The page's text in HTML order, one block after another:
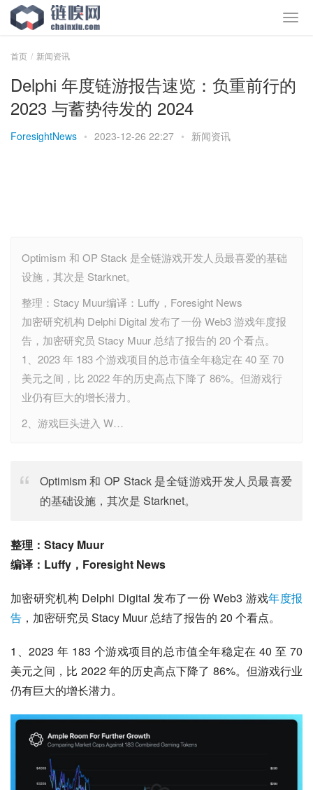
首页 新闻资讯
Delphi 年度链游报告速览：负重前行的
2023 与蓄势待发的 2024
ForesightNews • 2023-12-26 22:27 • 新闻资讯
Optimism 和 OP Stack 是全链游戏开发人员最喜爱的基础
设施，其次是 Starknet。
整理：Stacy Muur编译：Luffy，Foresight News
加密研究机构 Delphi Digital 发布了一份 Web3 游戏年度报
告，加密研究员 Stacy Muur 总结了报告的 20 个看点。
1、2023 年 183 个游戏项目的总市值全年稳定在 40 至 70
美元之间，比 2022 年的历史高点下降了 86%。但游戏行
业仍有巨大的增长潜力。
2、游戏巨头进入 W…
Optimism 和 OP Stack 是全链游戏开发人员最喜爱
的基础设施，其次是 Starknet。
整理：Stacy Muur
编译：Luffy，Foresight News
加密研究机构 Delphi Digital 发布了一份 Web3 游戏年度报
告 ，加密研究员 Stacy Muur 总结了报告的 20 个看点。
1、2023 年 183 个游戏项目的总市值全年稳定在 40 至 70
美元之间，比 2022 年的历史高点下降了 86%。但游戏行业
仍有巨大的增长潜力。